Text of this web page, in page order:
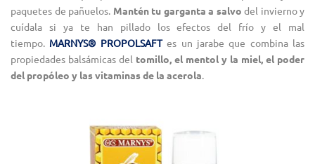
paquetes de pañuelos. Mantén tu garganta a salvo del invierno y
cuídala si ya te han pillado los efectos del frío y el mal
tiempo. MARNYS® PROPOLSAFTes un jarabe que combina las
propiedades balsámicas del tomillo, el mentol y la miel, el poder
del propóleo y las vitaminas de la acerola.